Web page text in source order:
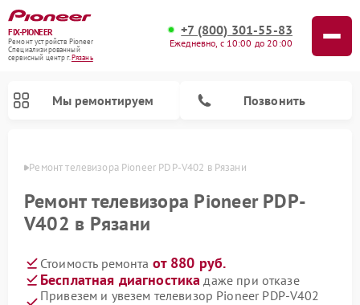
FIX-PIONEER
Ремонт устройств Pioneer
Специализированный
cервисный центр г.Рязань
+7 (800) 301-55-83
Ежедневно, с 10:00 до 20:00
Мы ремонтируем Позвонить
Ремонт телевизора Pioneer PDP-V402 в Рязани
Ремонт телевизора Pioneer PDP-
V402 в Рязани
Стоимость ремонта от 880 руб.
Бесплатная диагностика даже при отказе
Привезем и увезем телевизор Pioneer PDP-V402